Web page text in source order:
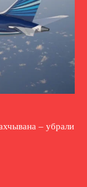
– убрали